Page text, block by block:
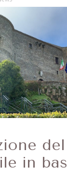
in